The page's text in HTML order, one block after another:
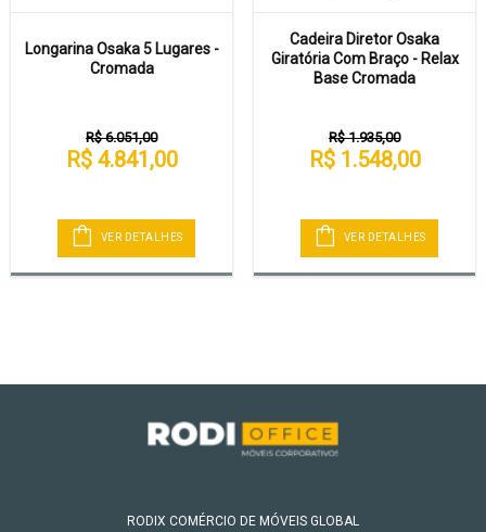
Longarina Osaka 5 Lugares -
Cromada
R$ 6.051,00
R$ 4.841,00
VER DETALHES
Cadeira Diretor Osaka
Giratória Com Braço - Relax
Base Cromada
R$ 1.935,00
R$ 1.548,00
VER DETALHES
RODIX COMÉRCIO DE MÓVEIS GLOBAL